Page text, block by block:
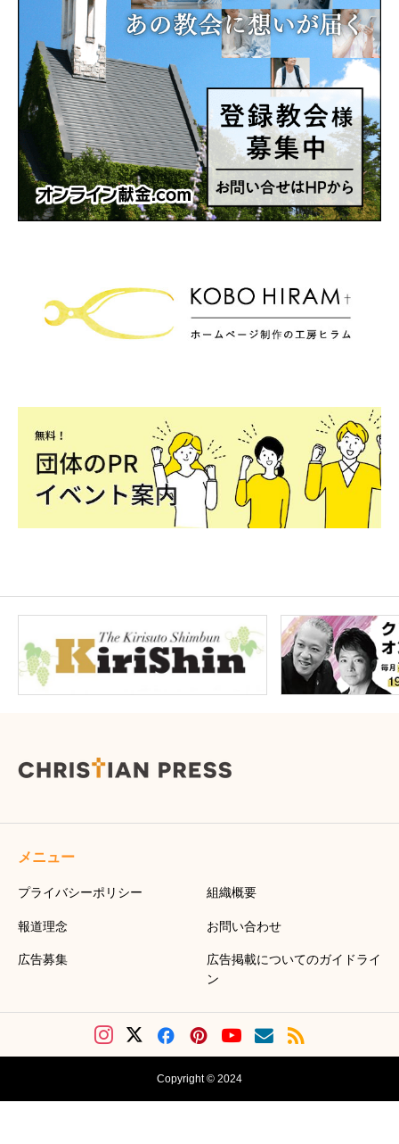
メニュー
プライバシーポリシー 組織概要
報道理念 お問い合わせ
広告募集
広告掲載についてのガイドライ
ン
Copyright © 2024